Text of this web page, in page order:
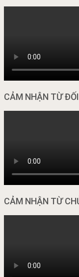
CẢM NHẬN TỪ
CẢM NHẬN TỪ